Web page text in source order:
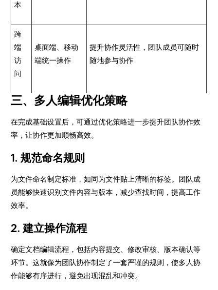
本
跨
端
访
问
桌面端、移动
端统一操作
提升协作灵活性，团队成员可随时
随地参与协作
三、多人编辑优化策略
在完成基础设置后，可通过优化策略进一步提升团队协作效
率，让协作更加顺畅高效。
1. 规范命名规则
为文件命名制定标准，如同为文件贴上清晰的标签。团队成
员能够快速识别文件内容与版本，减少查找时间，提高工作
效率。
2. 建立操作流程
确定文档编辑流程，包括内容提交、修改审核、版本确认等
环节。这就像为团队协作制定了一套严谨的规则，使多人协
作能够有序进行，避免出现混乱和冲突。